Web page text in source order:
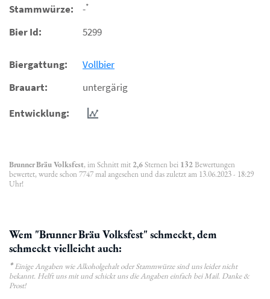
Stammwürze: -*
Bier Id: 5299
Biergattung:
Vollbier
Brauart:
untergärig
Entwicklung:
Brunner Bräu Volksfest, im Schnitt mit 2,6Sternen bei 132Bewertungen
bewertet, wurde schon 7747 mal angesehen und das zuletzt am 13.06.2023 - 18:29
Uhr!
Wem "Brunner Bräu Volksfest" schmeckt, dem
schmeckt vielleicht auch:
*Einige Angaben wie Alkoholgehalt oder Stammwürze sind uns leider nicht
bekannt. Helft uns mit und schickt uns die Angaben einfach bei Mail. Danke &
Prost!